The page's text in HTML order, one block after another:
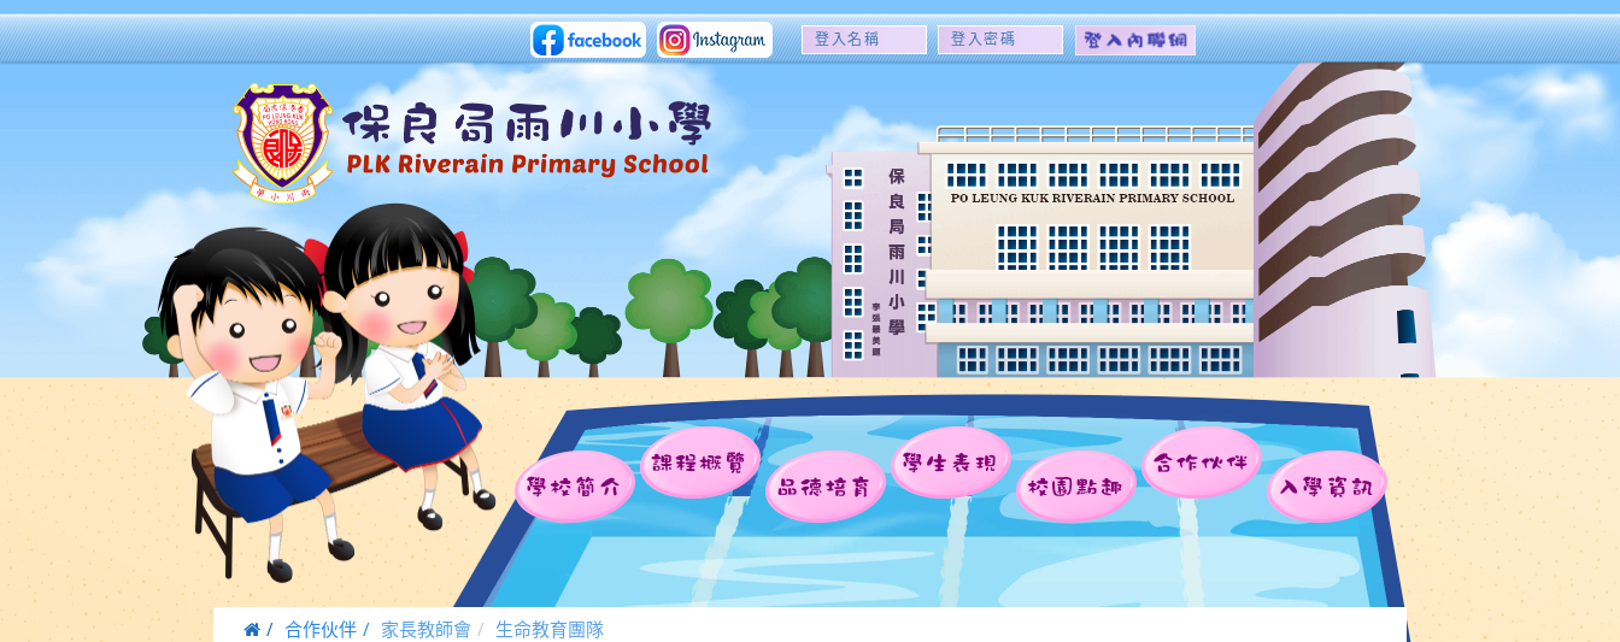
登
名
稱
登
密
碼
學校簡介
課程概覽
品德培育
學生表現
校園點趣
合作伙伴
入學資訊
合作伙伴 家長教師會 生命教育團隊